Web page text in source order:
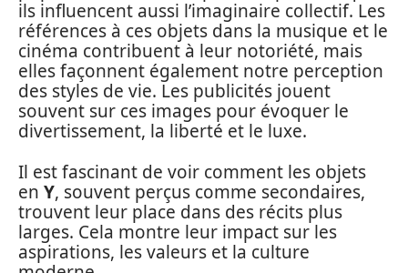
ils influencent aussi l’imaginaire collectif. Les
références à ces objets dans la musique et le
cinéma contribuent à leur notoriété, mais
elles façonnent également notre perception
des styles de vie. Les publicités jouent
souvent sur ces images pour évoquer le
divertissement, la liberté et le luxe.
Il est fascinant de voir comment les objets
en Y, souvent perçus comme secondaires,
trouvent leur place dans des récits plus
larges. Cela montre leur impact sur les
aspirations, les valeurs et la culture